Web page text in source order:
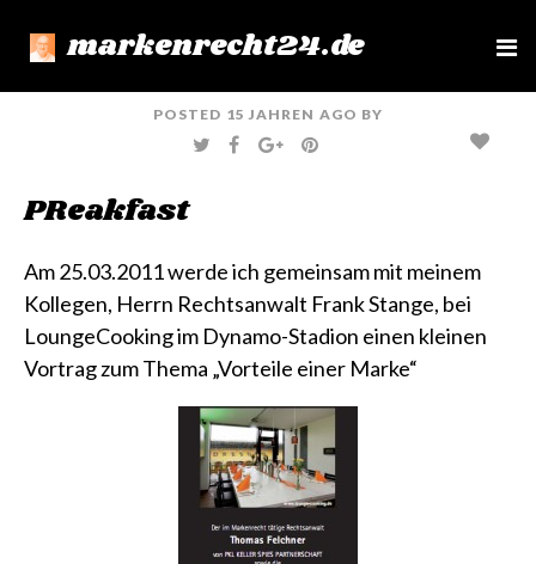
markenrecht24.de
e
POSTED 15 JAHREN AGO BY
T
W
E
F
A
G
O
P
I
PReakfast
Am 25.03.2011 werde ich gemeinsam mit meinem
Kollegen, Herrn Rechtsanwalt Frank Stange, bei
LoungeCookingim Dynamo-Stadion einen kleinen
Vortrag zum Thema „Vorteile einer Marke“